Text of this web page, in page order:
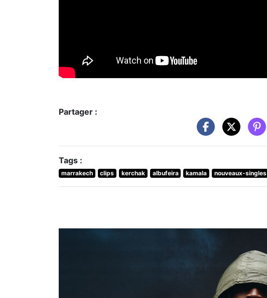
Partager :
Tags :
marrakech clips kerchak albufeira kamala nouveaux-singles